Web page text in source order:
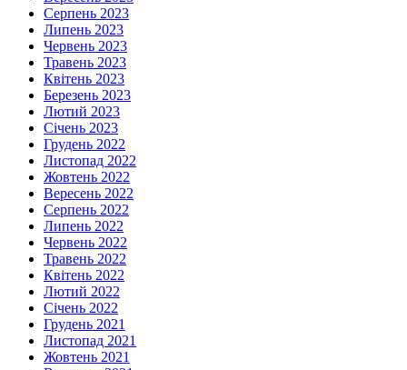
Серпень 2023
Липень 2023
Червень 2023
Травень 2023
Квітень 2023
Березень 2023
Лютий 2023
Січень 2023
Грудень 2022
Листопад 2022
Жовтень 2022
Вересень 2022
Серпень 2022
Липень 2022
Червень 2022
Травень 2022
Квітень 2022
Лютий 2022
Січень 2022
Грудень 2021
Листопад 2021
Жовтень 2021